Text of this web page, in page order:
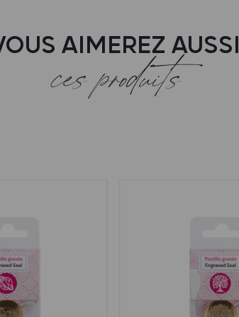
AIMEREZ AUSSI
ces produits